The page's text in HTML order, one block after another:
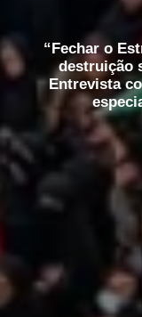
“Fechar o
destruição
Entrevista